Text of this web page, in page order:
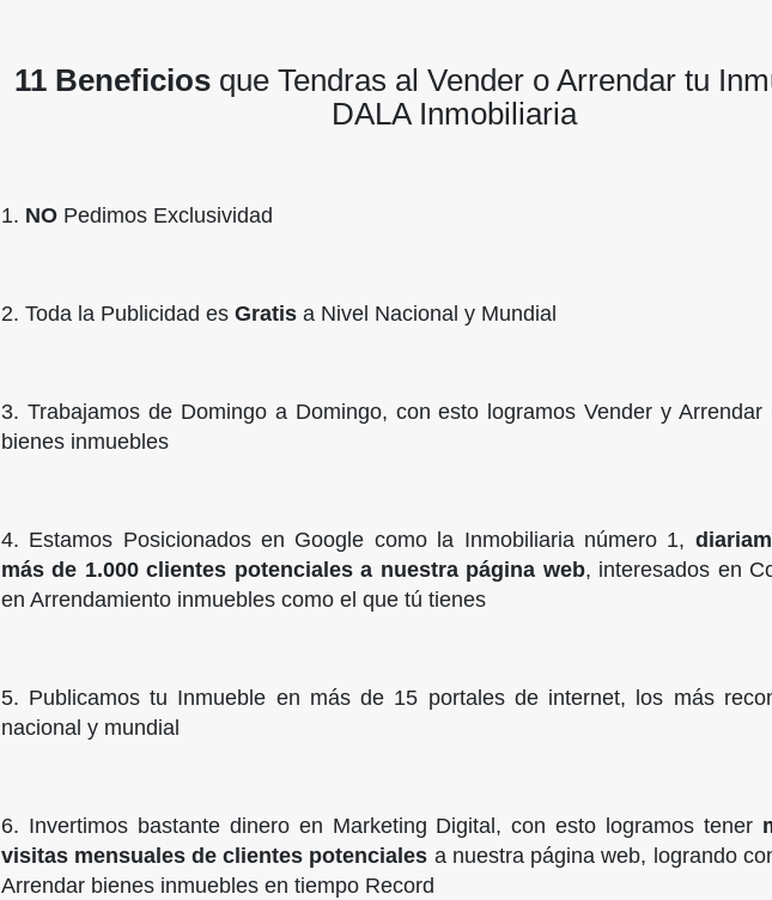
11 Beneficios que Tendras al Vender o Arrendar tu
DALA Inmobiliaria
1. NOPedimos Exclusividad
2. Toda la Publicidad es Gratisa Nivel Nacional y Mundial
3. Trabajamos de Domingo a Domingo, con esto logramos Vender y
bienes inmuebles
4. Estamos Posicionados en Google como la Inmobiliaria número 1,
más de 1.000 clientes potenciales a nuestra página web, interesados en
en Arrendamiento inmuebles como el que tú tienes
5. Publicamos tu Inmueble en más de 15 portales de internet, los más
nacional y mundial
6. Invertimos bastante dinero en Marketing Digital, con esto logramos tener
visitas mensuales de clientes potenciales a nuestra página web, logrando
Arrendar bienes inmuebles en tiempo Record